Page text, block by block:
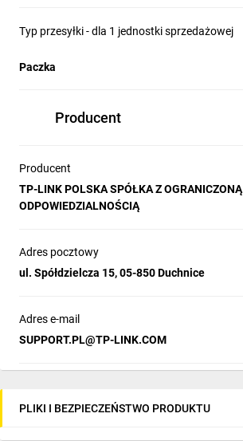
Typ przesyłki - dla 1 jednostki sprzedażowej
Paczka
Producent
Producent
TP-LINK POLSKA SPÓŁKA Z OGRANICZONĄ
ODPOWIEDZIALNOŚCIĄ
Adres pocztowy
ul. Spółdzielcza 15, 05-850 Duchnice
Adres e-mail
SUPPORT.PL@TP-LINK.COM
PLIKI I BEZPIECZEŃSTWO PRODUKTU